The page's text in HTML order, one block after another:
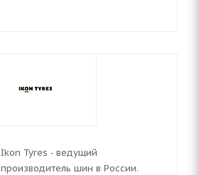
Ikon Tyres - ведущий
производитель шин в России.